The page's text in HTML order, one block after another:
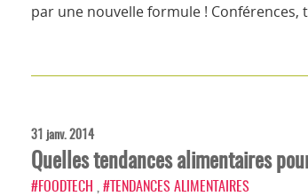
par une nouvelle formule ! Conférences,
31 janv. 2014
Quelles tendances alimentaires
#FOODTECH #TENDANCES ALIMENTAIRES